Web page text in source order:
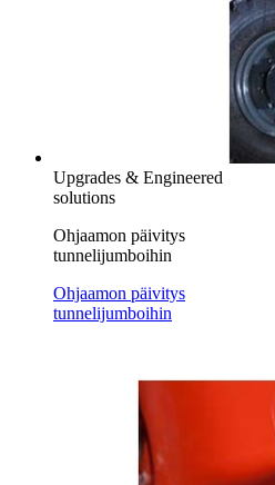
Upgrades & Engineered
solutions
Ohjaamon päivitys
tunnelijumboihin
Ohjaamon päivitys
tunnelijumboihin